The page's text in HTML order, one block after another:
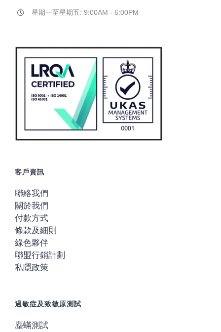
星期一至星期五: 9:00AM - 6:00PM
客戶資訊
聯絡我們
關於我們
付款方式
條款及細則
綠色夥伴
聯盟行銷計劃
私隱政策
過敏症及致敏原測試
塵蟎測試